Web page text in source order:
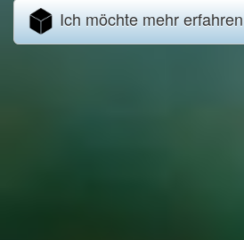
Ich möchte mehr erfahren